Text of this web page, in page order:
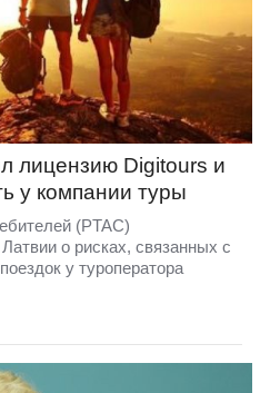
лицензию Digitours и
у компании туры
(PTAC)
о рисках, связанных с
у туроператора